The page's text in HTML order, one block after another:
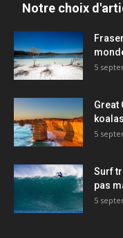
Notre choix
5
Great
5
Surf
pas
5